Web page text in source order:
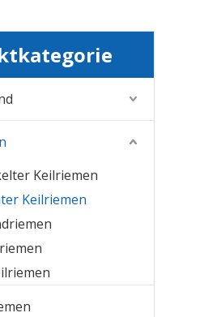
Keilriemen
Keilriemen